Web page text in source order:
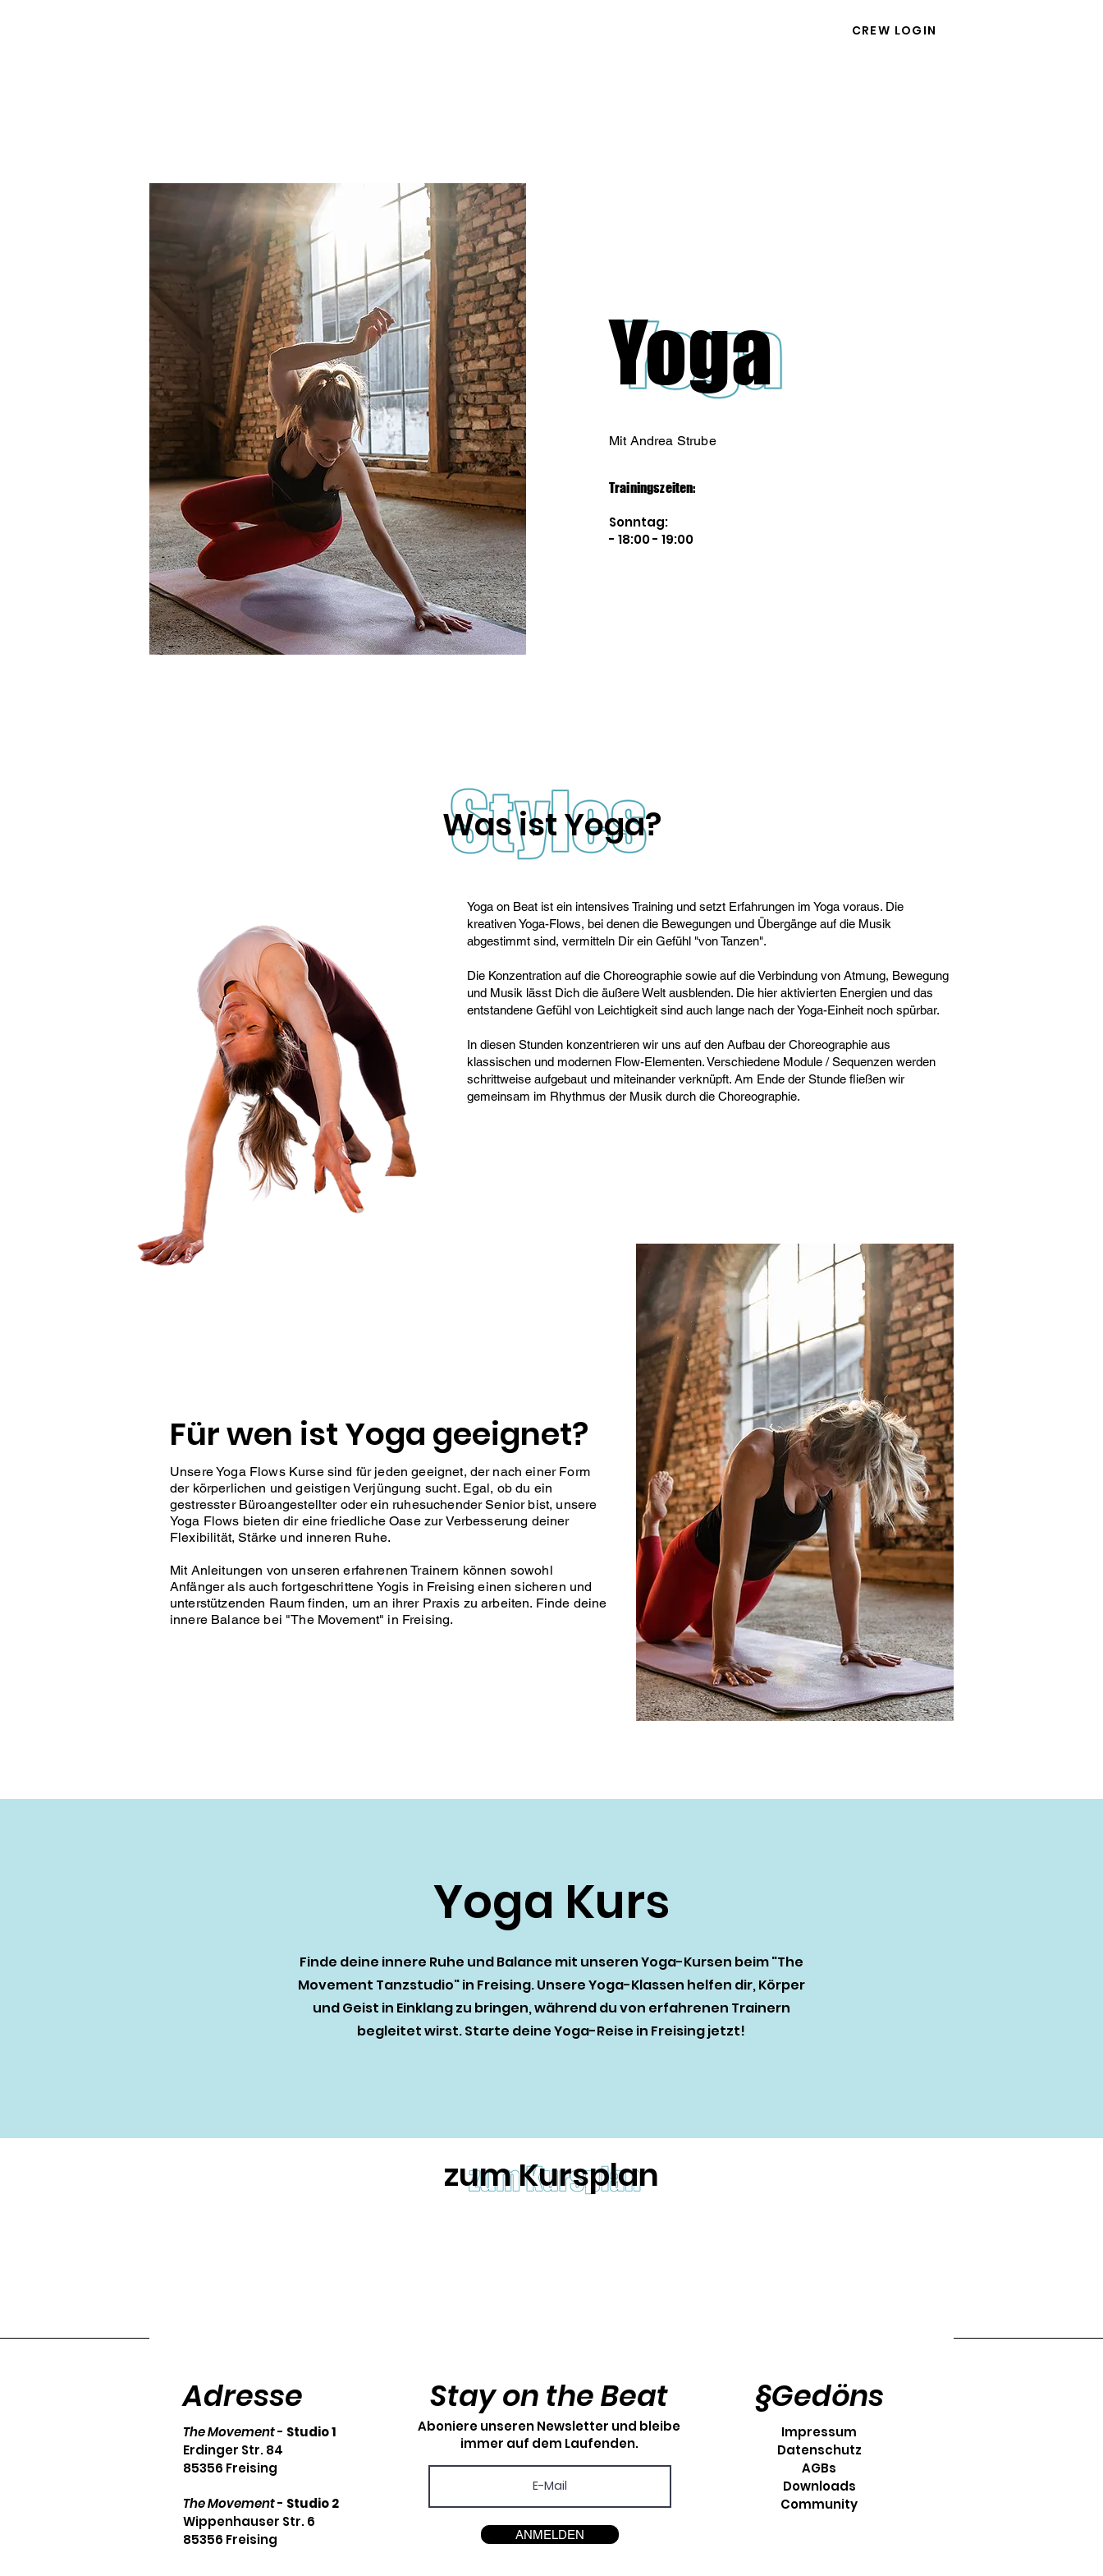
CREW LOGIN
Was ist Yoga?
Yoga on Beat ist ein intensives Training und setzt Erfahrungen im Yoga voraus. Die
kreativen Yoga-Flows, bei denen die Bewegungen und Übergänge auf die Musik
abgestimmt sind, vermitteln Dir ein Gefühl "von Tanzen".
Die Konzentration auf die Choreographie sowie auf die Verbindung von Atmung, Bewegung
und Musik lässt Dich die äußere Welt ausblenden. Die hier aktivierten Energien und das
entstandene Gefühl von Leichtigkeit sind auch lange nach der Yoga-Einheit noch spürbar.
In diesen Stunden konzentrieren wir uns auf den Aufbau der Choreographie aus
klassischen und modernen Flow-Elementen. Verschiedene Module / Sequenzen werden
schrittweise aufgebaut und miteinander verknüpft. Am Ende der Stunde fließen wir
gemeinsam im Rhythmus der Musik durch die Choreographie.
Mit Andrea Strube
Yoga
Trainingszeiten:
Sonntag:
- 18:00 - 19:00
Für wen ist Yoga geeignet?
Unsere Yoga Flows Kurse sind für jeden geeignet, der nach einer Form
der körperlichen und geistigen Verjüngung sucht. Egal, ob du ein
gestresster Büroangestellter oder ein ruhesuchender Senior bist, unsere
Yoga Flows bieten dir eine friedliche Oase zur Verbesserung deiner
Flexibilität, Stärke und inneren Ruhe.
Mit Anleitungen von unseren erfahrenen Trainern können sowohl
Anfänger als auch fortgeschrittene Yogis in Freising einen sicheren und
unterstützenden Raum finden, um an ihrer Praxis zu arbeiten. Finde deine
innere Balance bei "The Movement" in Freising.
Yoga Kurs
Finde deine innere Ruhe und Balance mit unseren Yoga-Kursen beim "The
Movement Tanzstudio" in Freising. Unsere Yoga-Klassen helfen dir, Körper
und Geist in Einklang zu bringen, während du von erfahrenen Trainern
begleitet wirst. Starte deine Yoga-Reise in Freising jetzt!
zum Kursplan
Adresse
The Movement- Studio 1
Erdinger Str. 84
85356 Freising
The Movement- Studio 2
Wippenhauser Str. 6
85356 Freising
Stay on the Beat
Aboniere unseren Newsletter und bleibe
immer auf dem Laufenden.
ANMELDEN
§Gedöns
Impressum
Datenschutz
AGBs
Downloads
Community